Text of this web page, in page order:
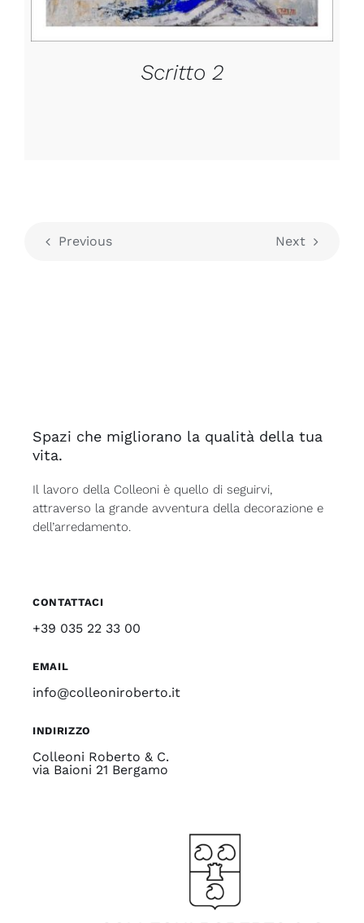
Scritto 2
Previous Next
Spazi che migliorano la qualità della tua
vita.
Il lavoro della Colleoni è quello di seguirvi,
attraverso la grande avventura della decorazione e
dell’arredamento.
CONTATTACI
+39 035 22 33 00
EMAIL
info@colleoniroberto.it
INDIRIZZO
Colleoni Roberto & C.
via Baioni 21 Bergamo